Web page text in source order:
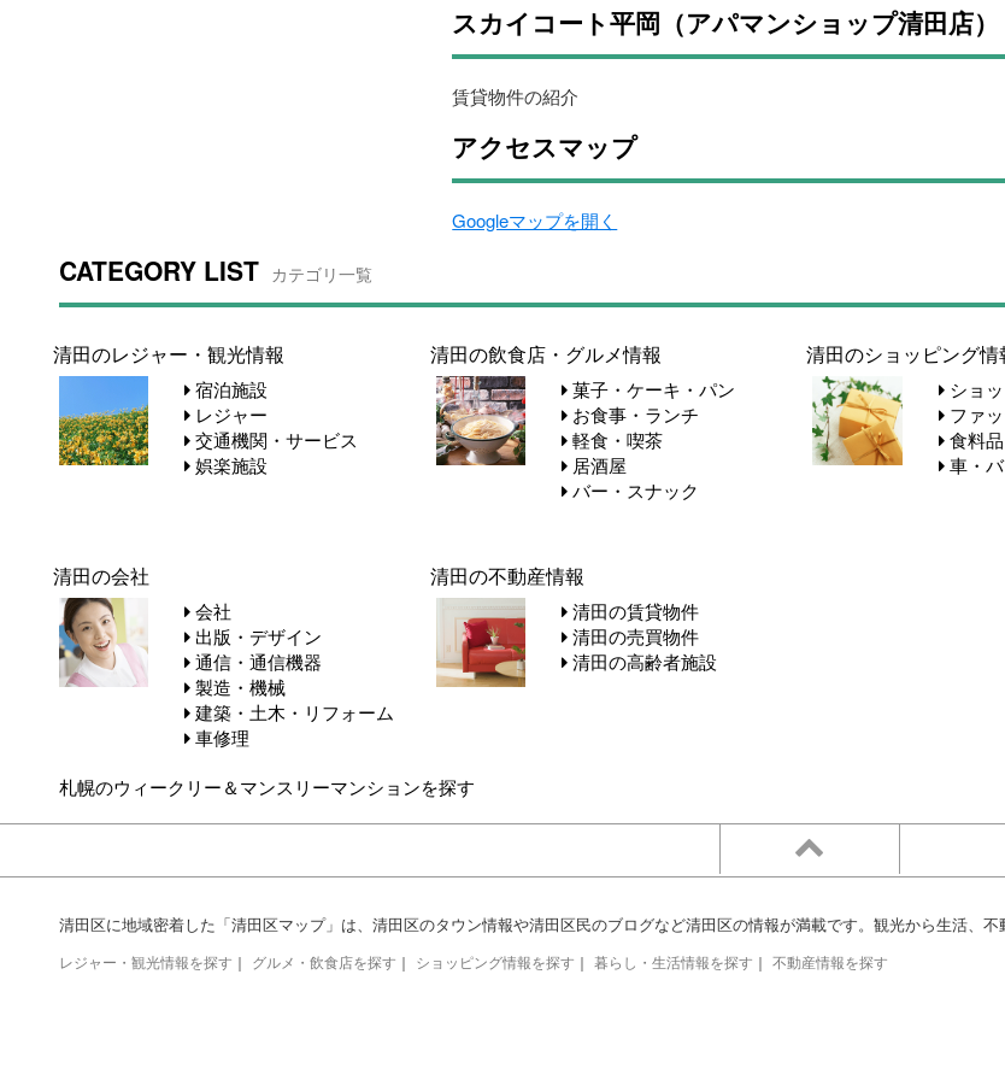
スカイコート平岡（アパマンショップ清田店
賃貸物件の紹介
アクセスマップ
Googleマップを開く
CATEGORY LIST カテゴリ一覧
清田のレジャー・観光情報
宿泊施設
レジャー
交通機関・サービス
娯楽施設
清田の飲食店・グルメ情報
菓子・ケーキ・パン
お食事・ランチ
軽食・喫茶
居酒屋
バー・スナック
清田のショッピング情
ショ
ファ
食料品
車・バ
清田の会社
会社
出版・デザイン
通信・通信機器
製造・機械
建築・土木・リフォーム
車修理
清田の不動産情報
清田の賃貸物件
清田の売買物件
清田の高齢者施設
札幌のウィークリー＆マンスリーマンションを探す
清田区に地域密着した「清田区マップ」は、清田区のタウン情報や清田区民のブログなど清田区の情報が満載です。観光から生活、不
レジャー・観光情報を探す ｜ グルメ・飲食店を探す ｜ ショッピング情報を探す ｜ 暮らし・生活情報を探す ｜ 不動産情報を探す